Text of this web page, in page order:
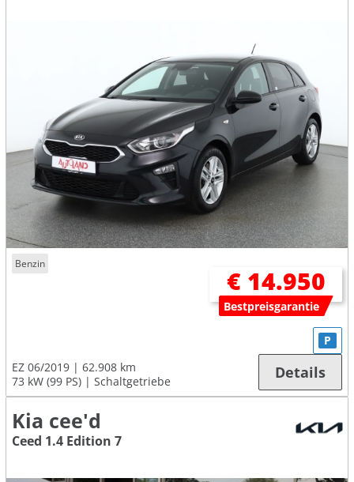
Benzin
€ 14.950
Bestpreisgarantie
EZ 06/2019
62.908 km
73 kW (99 PS)
Schaltgetriebe
P
Details
Kia cee'd
Ceed 1.4 Edition 7